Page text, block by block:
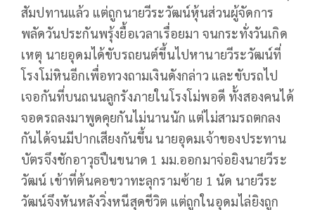
สัมปทานแล้ว แต่ถูกนายวีระวัฒน์หุ้นส่วนผู้จัดการ
พลัดวันประกันพรุ้งยื้อเวลาเรื่อยมา จนกระทั่งวันเกิด
เหตุ นายอุดมได้ขับรถยนต์ขึ้นไปหานายวีระวัฒน์ที่
โรงโม่หินอีกเพื่อทวงถามเงินดังกล่าว และขับรถไป
เจอกันที่บนถนนลูกรังภายในโรงโม่พอดี ทั้งสองคนได้
จอดรถลงมาพูดคุยกันไม่นานนัก แต่ไม่สามรถตกลง
กันได้จนมีปากเสียงกันขึ้น นายอุดมเจ้าของประทาน
บัตรจึงชักอาวุธปืนขนาด 1 มม.ออกมาจ่อยิงนายวีระ
วัฒน์ เข้าที่ต้นคอขวาทะลุกรามซ้าย 1 นัด นายวีระ
วัฒน์จึงหันหลังวิ่งหนีสุดชีวิต แต่ถูกในอุดมไล่ยิงถูก